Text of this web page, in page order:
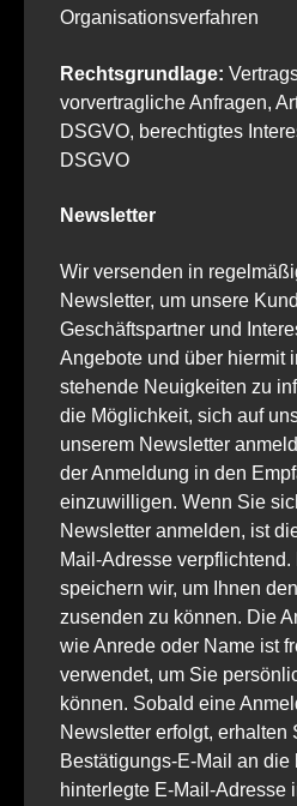
Organisationsverfahren
Rechtsgrundlage:
vorvertragliche Anfragen,
DSGVO, berechtigtes
DSGVO
Newsletter
Wir versenden in
Newsletter, um unsere
Geschäftspartner und
Angebote und über hiermit
stehende Neuigkeiten zu
die Möglichkeit, sich auf
unserem Newsletter
der Anmeldung in den
einzuwilligen. Wenn Sie
Newsletter anmelden, ist
Mail-Adresse
speichern wir, um Ihnen
zusenden zu können. Die
wie Anrede oder Name ist
verwendet, um Sie
können. Sobald eine
Newsletter erfolgt, erhalten
Bestätigungs-E-Mail an die
hinterlegte E-Mail-Adresse